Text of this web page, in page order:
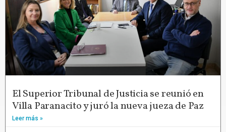
El Superior Tribunal de Justicia se reunió en
Villa Paranacito y juró la nueva jueza de Paz
Leer más »